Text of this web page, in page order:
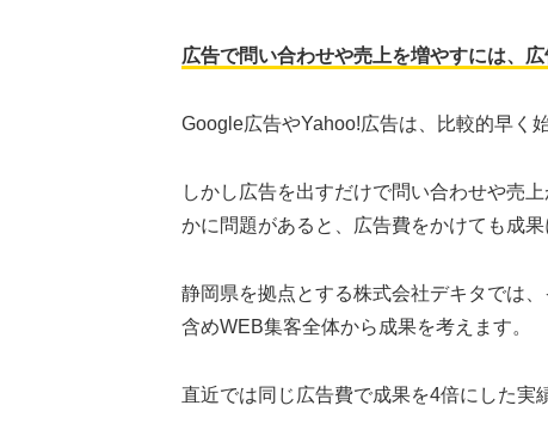
広告で問い合わせや売上を増やすには、
Google広告やYahoo!広告は、比較的早く
しかし広告を出すだけで問い合わせや売
かに問題があると、広告費をかけても成果
静岡県を拠点とする株式会社デキタでは
含めWEB集客全体から成果を考えます。
直近では同じ広告費で成果を4倍にした実